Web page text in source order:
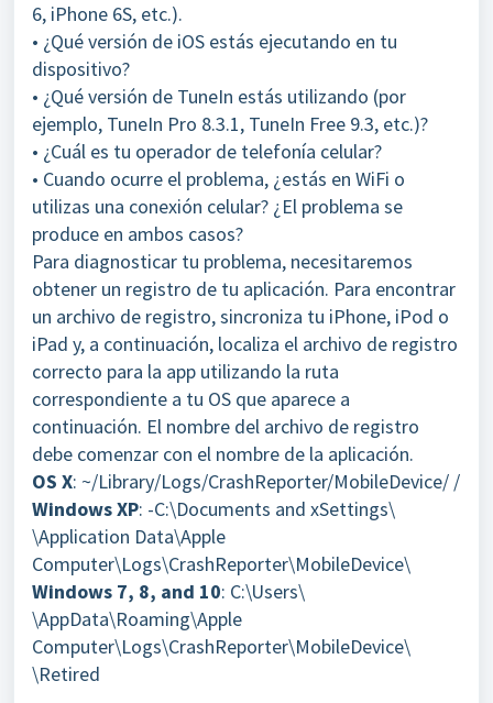
6, iPhone 6S, etc.).
• ¿Qué versión de iOS estás ejecutando en tu
dispositivo?
• ¿Qué versión de TuneIn estás utilizando (por
ejemplo, TuneIn Pro 8.3.1, TuneIn Free 9.3, etc.)?
• ¿Cuál es tu operador de telefonía celular?
• Cuando ocurre el problema, ¿estás en WiFi o
utilizas una conexión celular? ¿El problema se
produce en ambos casos?
Para diagnosticar tu problema, necesitaremos
obtener un registro de tu aplicación. Para encontrar
un archivo de registro, sincroniza tu iPhone, iPod o
iPad y, a continuación, localiza el archivo de registro
correcto para la app utilizando la ruta
correspondiente a tu OS que aparece a
continuación. El nombre del archivo de registro
debe comenzar con el nombre de la aplicación.
OS X: ~/Library/Logs/CrashReporter/MobileDevice/ /
Windows XP: -C:\Documents and xSettings\
\Application Data\Apple
Computer\Logs\CrashReporter\MobileDevice\
Windows 7, 8, and 10: C:\Users\
\AppData\Roaming\Apple
Computer\Logs\CrashReporter\MobileDevice\
\Retired